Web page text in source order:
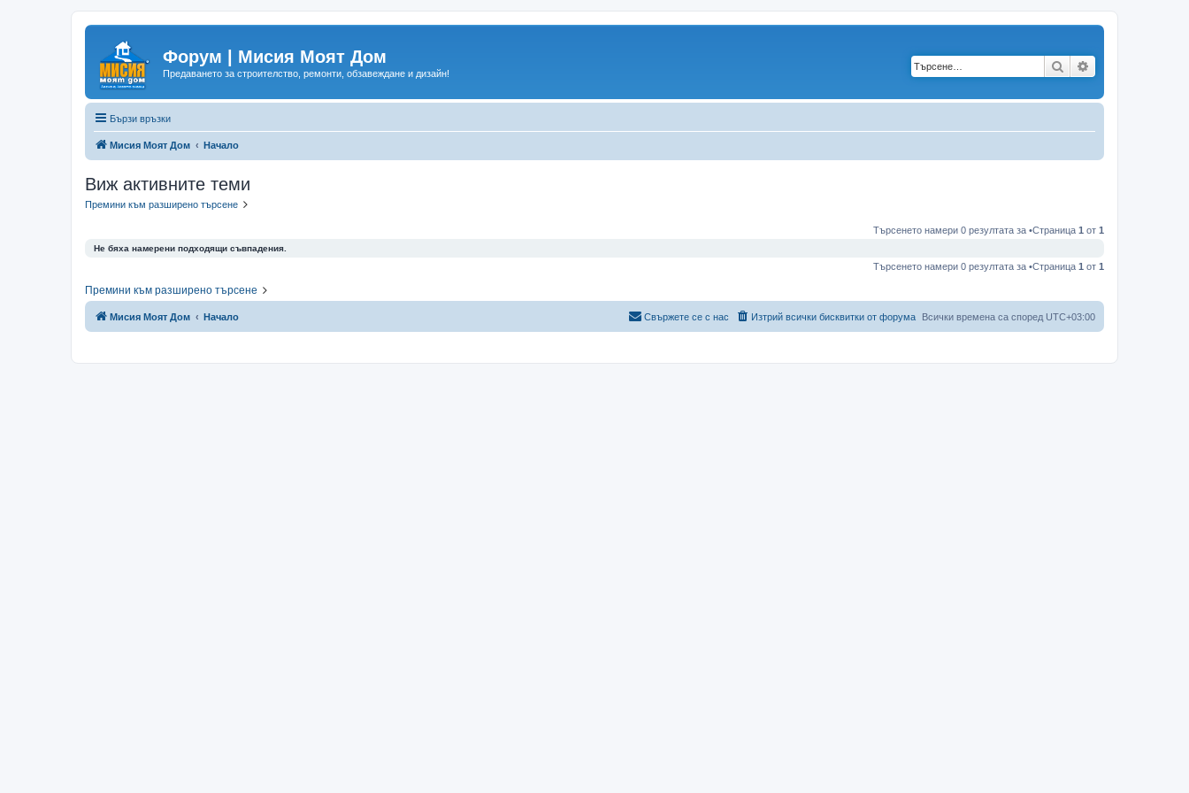
Форум | Мисия Моят Дом
Предаването за строителство, ремонти, обзавеждане и дизайн! Търсене
Бързи връзки
Мисия Моят Дом Начало
Виж активните теми
Премини към разширено търсене
Търсенето намери 0 резултата за •Страница 1 от 1
Не бяха намерени подходящи съвпадения.
Търсенето намери 0 резултата за •Страница 1 от 1
Премини към разширено търсене
Мисия Моят Дом Начало Всички времена са според UTC+03:00
Изтрий всички бисквитки от форума
Свържете се с нас